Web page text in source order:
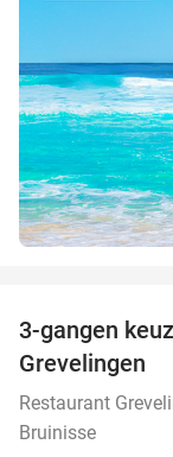
3-gangen
Grevelingen
Restaurant
Bruinisse